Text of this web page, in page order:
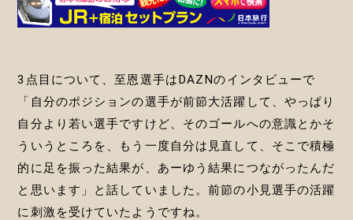
3点目について、至恩選手はDAZNのインタビューで
「自分のポジションの選手が前節大活躍して、やっぱり
自分より若い選手ですけど、そのゴールへの意識とかそ
ういうところを、もう一度自分は見直して、そこで積極
的に足を振った結果が、あーゆう結果につながったんだ
と思います」と話していました。前節の小見選手の活躍
に刺激を受けていたようですね。